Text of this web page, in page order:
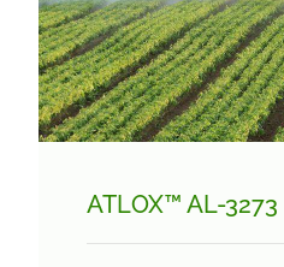
ATLOX™ AL-3273